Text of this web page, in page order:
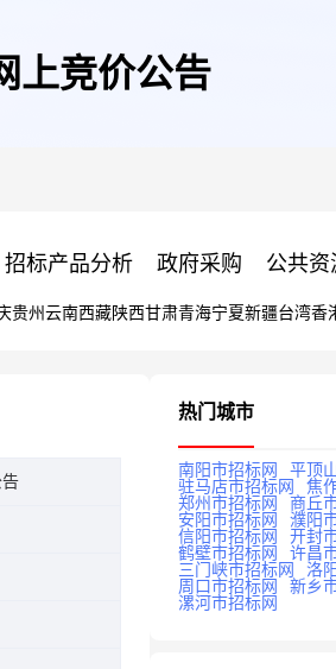
上竞价公告
招标产品分析 政府采购 公共资
贵州 云南西藏陕西甘肃青海宁夏新疆台湾香
热门城市
南阳市招标网
平顶
驻马店市招标网
焦
郑州市招标网
商丘
安阳市招标网
濮阳
信阳市招标网
开封
鹤壁市招标网
许昌
三门峡市招标网
洛
周口市招标网
新乡
漯河市招标网